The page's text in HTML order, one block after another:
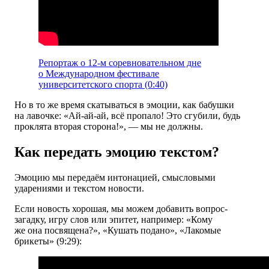
Репортаж о 12-м соревновательном дне
о Международном фестивале
университетского спорта (0:40)
Но в то же время скатываться в эмоции, как бабушки
на лавочке: «Ай-ай-ай, всё пропало! Это сгубили, будь
проклята вторая сторона!», — мы не должны.
Как передать эмоцию текстом?
Эмоцию мы передаём интонацией, смысловыми
ударениями и текстом новости.
Если новость хорошая, мы можем добавить вопрос-
загадку, игру слов или эпитет, например: «Кому
же она посвящена?», «Кушать подано», «Лакомые
брикеты» (9:29):